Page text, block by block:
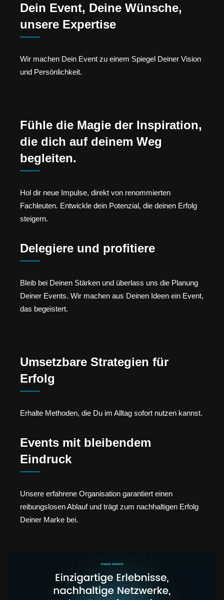
Dein Event, Deine Wünsche,
unsere Expertise
Wir machen Dein Event zu einem Spiegel Deiner Vision
und Persönlichkeit.
Fühle die Magie der Inspiration,
die dich auf deinem Weg
begleiten.
Hol dir neue Impulse, direkt von renommierten
Fachleuten. Entwickle dein Potenzial, die deinen Erfolg
steigern.
Delegiere und profitiere
Bleib bei Deinen Stärken und überlass uns die Planung
Deiner Events. Wir machen aus Deinen Ideen ein Event,
das begeistert.
Umsetzbare Strategien für
Erfolg
Erhalte Methoden, die Du im Alltag sofort nutzen kannst.
Events mit bleibendem
Eindruck
Unsere erfahrene Organisation garantiert einen
reibungslosen Ablauf und trägt zum nachhaltigen Erfolg
Deiner Marke bei.